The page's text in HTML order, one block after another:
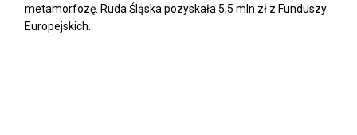
metamorfozę. Ruda Śląska pozyskała 5,5 mln zł z Funduszy
Europejskich.